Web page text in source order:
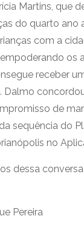
Martins, que
do quarto ano
com a
os
receber
Dalmo
de
sequência do
no
dessa
Pereira